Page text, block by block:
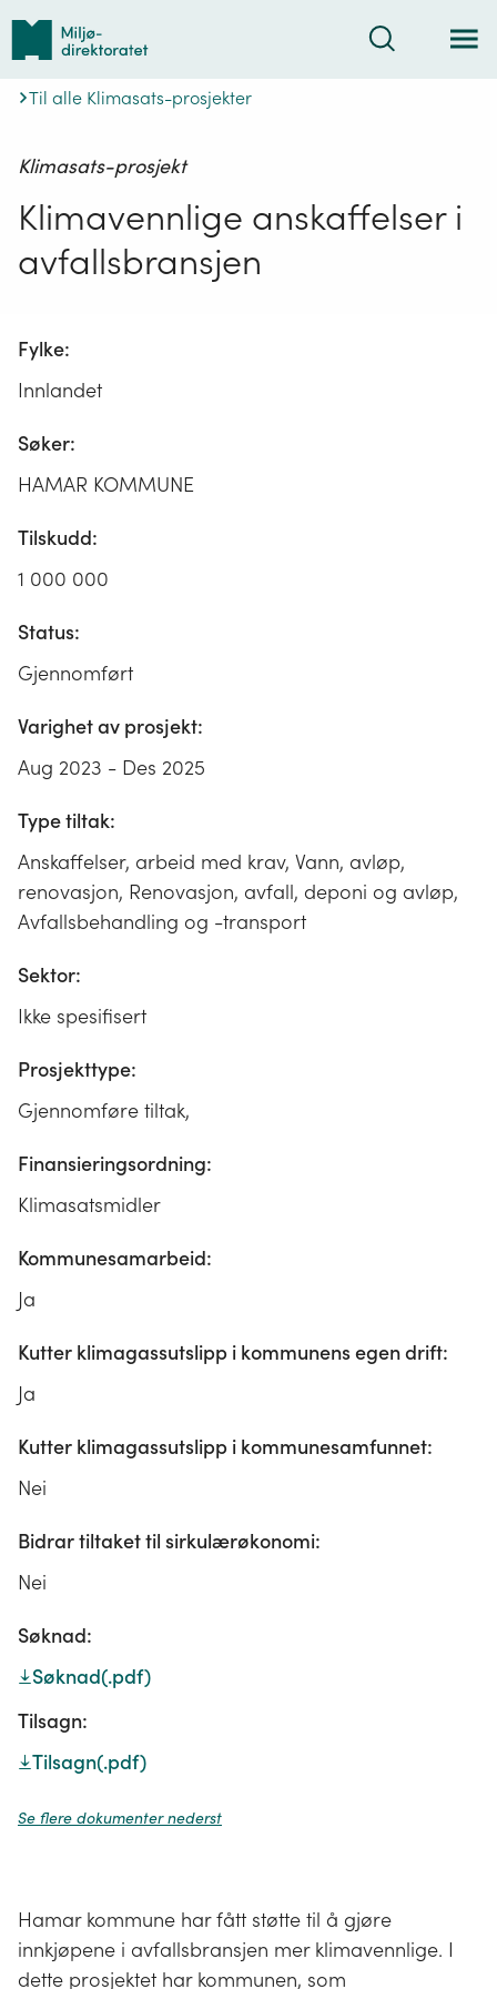
Tilbake
forsiden
Søk
Til alle Klimasats-prosjekter
Klimasats-prosjekt
Klimavennlige anskaffelser i
avfallsbransjen
Fylke:
Innlandet
Søker:
HAMAR KOMMUNE
Tilskudd:
1 000 000
Status:
Gjennomført
Varighet av prosjekt:
Aug 2023 - Des 2025
Type tiltak:
Anskaffelser, arbeid med krav, Vann, avløp,
renovasjon, Renovasjon, avfall, deponi og avløp,
Avfallsbehandling og -transport
Sektor:
Ikke spesifisert
Prosjekttype:
Gjennomføre tiltak,
Finansieringsordning:
Klimasatsmidler
Kommunesamarbeid:
Ja
Kutter klimagassutslipp i kommunens egen drift:
Ja
Kutter klimagassutslipp i kommunesamfunnet:
Nei
Bidrar tiltaket til sirkulærøkonomi:
Nei
Søknad:
Søknad(.pdf)
Tilsagn:
Tilsagn(.pdf)
Se flere dokumenter nederst
Hamar kommune har fått støtte til å gjøre
innkjøpene i avfallsbransjen mer klimavennlige. I
dette prosjektet har kommunen, som